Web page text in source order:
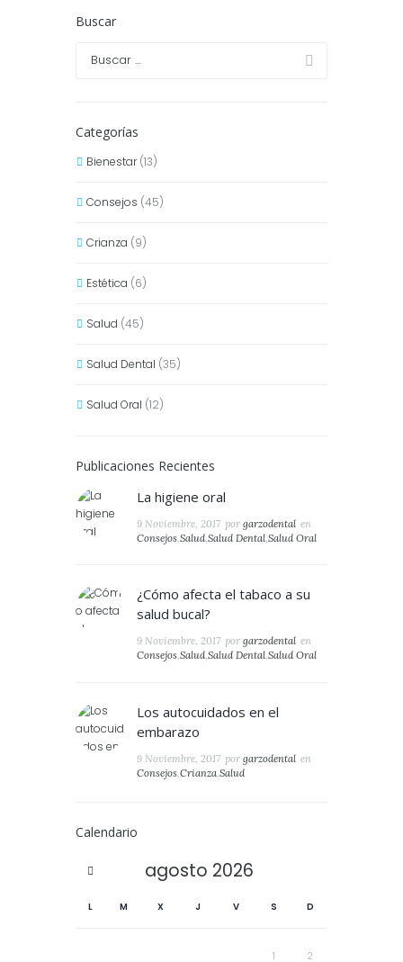
Buscar
Categorías
Bienestar(13)
Consejos (45)
Crianza (9)
Estética (6)
Salud (45)
Salud Dental (35)
Salud Oral (12)
Publicaciones Recientes
La higiene oral
9 Noviembre, 2017 por garzodental en
Consejos, Salud, Salud Dental, Salud Oral
¿Cómo afecta el tabaco a su
salud bucal?
9 Noviembre, 2017 por garzodental en
Consejos,Salud,Salud Dental,Salud Oral
Los autocuidados en el
embarazo
9 Noviembre, 2017 por garzodental en
Consejos,Crianza,Salud
Calendario
agosto 2026
L M X J V S D
1 2